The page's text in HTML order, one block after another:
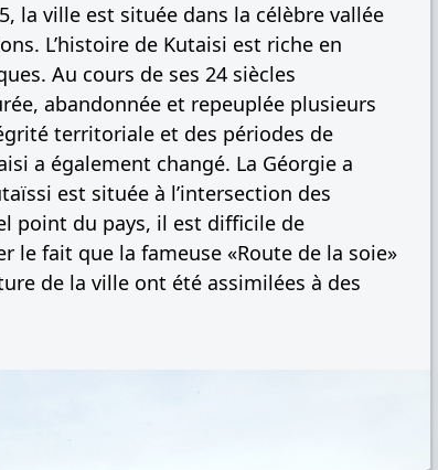
la ville est située dans la célèbre vallée
L’histoire de Kutaisi est riche en
Au cours de ses 24 siècles
abandonnée et repeuplée plusieurs
territoriale et des périodes de
a également changé. La Géorgie a
est située à l’intersection des
point du pays, il est difficile de
le fait que la fameuse «Route de la soie»
de la ville ont été assimilées à des